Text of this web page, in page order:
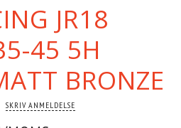
JR18
45 5H
BRONZE
SKRIV ANMELDELSE